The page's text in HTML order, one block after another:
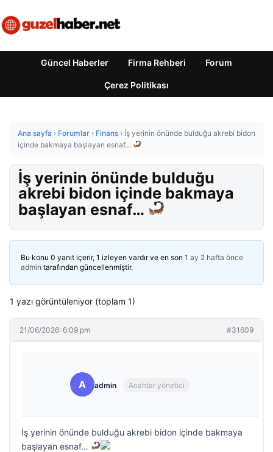
Güncel Haberler Firma Rehberi Forum
Çerez Politikası
Ana sayfa › Forumlar › Finans › İş yerinin önünde bulduğu akrebi bidon
içinde bakmaya başlayan esnaf…
İş yerinin önünde bulduğu
akrebi bidon içinde bakmaya
başlayan esnaf…
Bu konu 0 yanıt içerir, 1 izleyen vardır ve en son 1 ay 2 hafta önce
admin tarafından güncellenmiştir.
1 yazı görüntüleniyor (toplam 1)
21/06/2026: 6:09 pm #31609
A admin Anahtar yönetici
İş yerinin önünde bulduğu akrebi bidon içinde bakmaya
başlayan esnaf…